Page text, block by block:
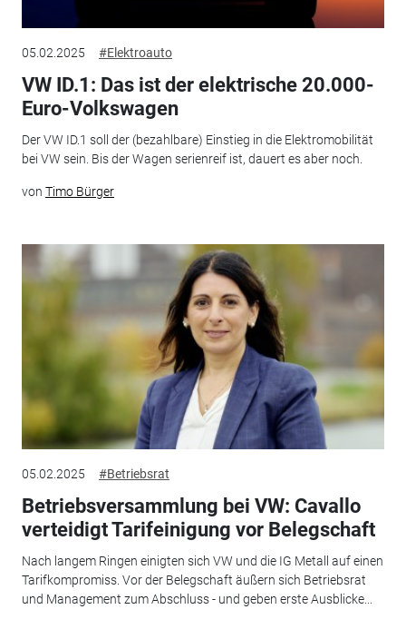
05.02.2025 #Elektroauto
VW ID.1: Das ist der elektrische 20.000-
Euro-Volkswagen
Der VW ID.1 soll der (bezahlbare) Einstieg in die Elektromobilität
bei VW sein. Bis der Wagen serienreif ist, dauert es aber noch.
von Timo Bürger
05.02.2025 #Betriebsrat
Betriebsversammlung bei VW: Cavallo
verteidigt Tarifeinigung vor Belegschaft
Nach langem Ringen einigten sich VW und die IG Metall auf einen
Tarifkompromiss. Vor der Belegschaft äußern sich Betriebsrat
und Management zum Abschluss - und geben erste Ausblicke...